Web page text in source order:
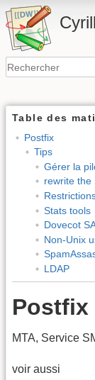
Table des
Postfix
Tips
Gérer la
rewrite the
Stats tools
Dovecot
Non-Unix
LDAP
Postfix
MTA, Service
voir aussi